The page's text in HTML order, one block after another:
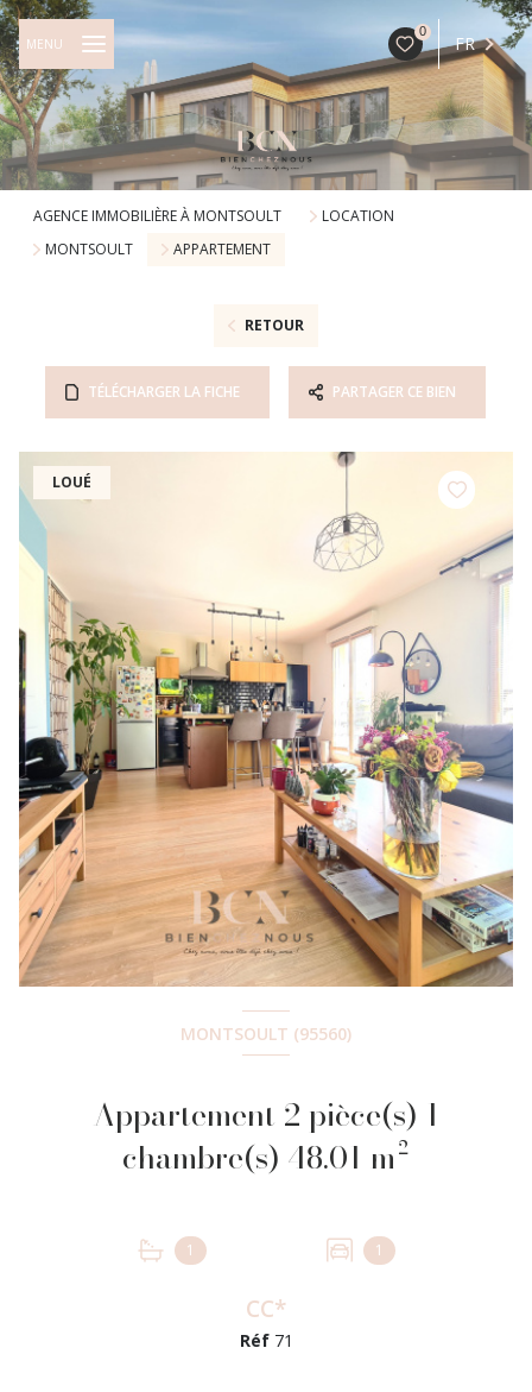
0
FR
MENU
AGENCE IMMOBILIÈRE À MONTSOULT
LOCATION
MONTSOULT
APPARTEMENT
RETOUR
TÉLÉCHARGER LA FICHE PARTAGER CE BIEN
LOUÉ
MONTSOULT (95560)
Appartement 2 pièce(s) 1
chambre(s) 48.01 m²
1 1
CC*
Réf 71